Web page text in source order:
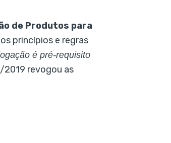
de Produtos para
princípios e regras
é pré-requisito
2019 revogou as